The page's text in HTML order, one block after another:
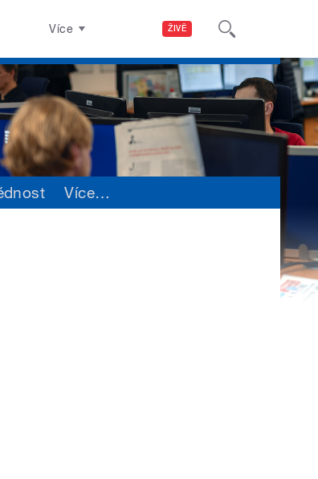
ŽIVĚ
Více
Více…